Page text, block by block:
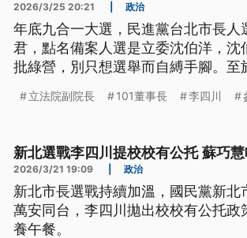
2026/3/25 20:21 政治
年底九合一大選，民進黨台北市長
君，點名備案人選是立委沈伯洋，
批綠營，別只想選舉而自縛手腳。
社宅。
立法院副院長 101董事長 李四川
新北選戰李四川提校校有公托 蘇巧
2026/3/21 19:09 政治
新北市長選戰持續加溫，國民黨新
萬安同台，李四川拋出校校有公托
養午餐。